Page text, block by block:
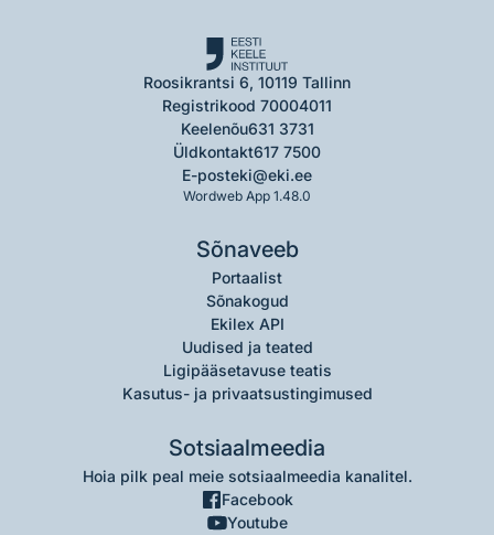
Roosikrantsi 6, 10119 Tallinn
Registrikood 70004011
Keelenõu631 3731
Üldkontakt617 7500
E-posteki@eki.ee
Wordweb App 1.48.0
Sõnaveeb
Portaalist
Sõnakogud
Ekilex API
Uudised ja teated
Ligipääsetavuse teatis
Kasutus- ja privaatsustingimused
Sotsiaalmeedia
Hoia pilk peal meie sotsiaalmeedia kanalitel.
Facebook
Youtube